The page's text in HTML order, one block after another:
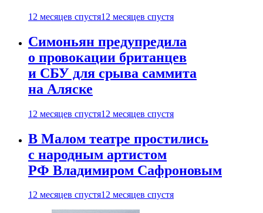
12 месяцев спустя12 месяцев спустя
Симоньян предупредила
о провокации британцев
и СБУ для срыва саммита
на Аляске
12 месяцев спустя12 месяцев спустя
В Малом театре простились
с народным артистом
РФ Владимиром Сафроновым
12 месяцев спустя12 месяцев спустя